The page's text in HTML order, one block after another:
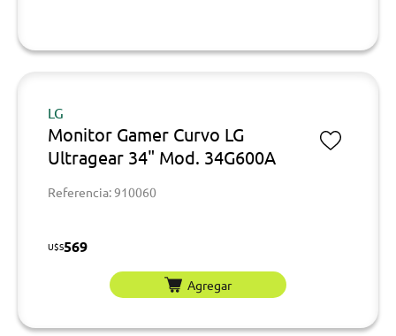
LG
Monitor Gamer Curvo LG
Ultragear 34" Mod. 34G600A
Referencia: 910060
U$S569
Agregar